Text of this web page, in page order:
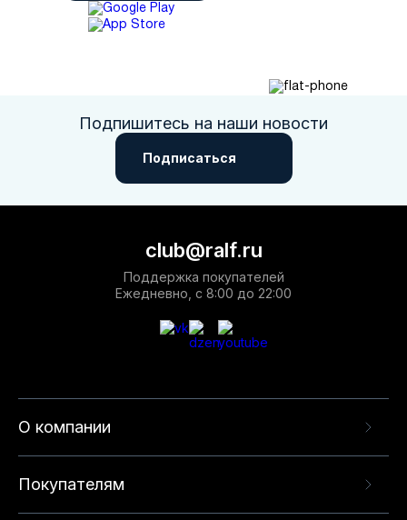
Подпишитесь на наши новости
Подписаться
О компании
Покупателям
club@ralf.ru
Поддержка покупателей
Ежедневно, с 8:00 до 22:00